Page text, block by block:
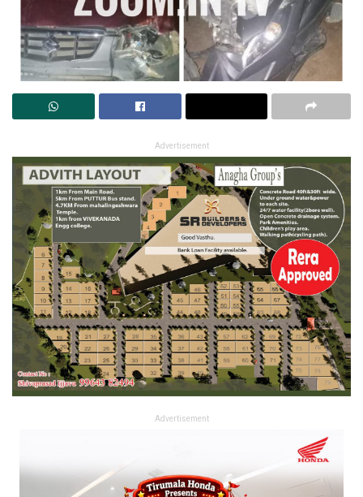
Advertisement
Advertisement